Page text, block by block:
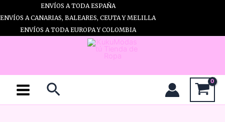
al
contenido
Buscar
ENVÍOS A TODA ESPAÑA
ENVÍOS A CANARIAS, BALEARES, CEUTA Y MELILLA
ENVÍOS A TODA EUROPA Y COLOMBIA